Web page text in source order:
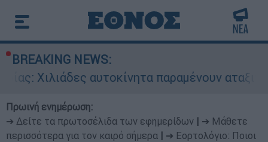
BREAKING NEWS:
αυτοκίνητα παραμένουν αταξινόμητα - Λύση
Πρωινή ενημέρωση:
➔ Δείτε τα πρωτοσέλιδα των εφημερίδων
➔ Μάθετε
περισσότερα για τον καιρό σήμερα
➔ Εορτολόγιο: Ποιοι